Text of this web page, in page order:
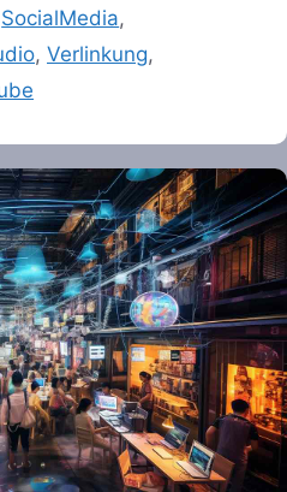
SocialMedia,
, Verlinkung,